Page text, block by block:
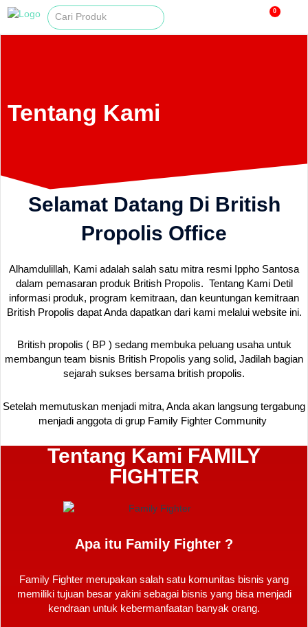
0
Tentang Kami
Selamat Datang Di British
Propolis Office
Alhamdulillah, Kami adalah salah satu mitra resmi Ippho Santosa
dalam pemasaran produk British Propolis. Tentang Kami Detil
informasi produk, program kemitraan, dan keuntungan kemitraan
British Propolis dapat Anda dapatkan dari kami melalui website ini.
British propolis ( BP ) sedang membuka peluang usaha untuk
membangun team bisnis British Propolis yang solid, Jadilah bagian
sejarah sukses bersama british propolis.
Setelah memutuskan menjadi mitra, Anda akan langsung tergabung
menjadi anggota di grup Family Fighter Community
Tentang Kami FAMILY
FIGHTER
Apa itu Family Fighter ?
Family Fighter merupakan salah satu komunitas bisnis yang
memiliki tujuan besar yakini sebagai bisnis yang bisa menjadi
kendraan untuk kebermanfaatan banyak orang.